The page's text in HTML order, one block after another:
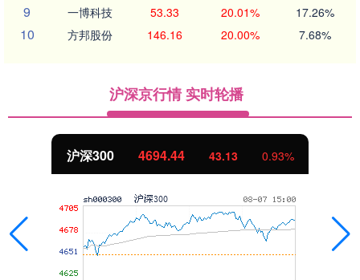
9 一博科技 53.33 20.01% 17.26%
10 方邦股份 146.16 20.00% 7.68%
沪深京行情 实时轮播
沪深300 4694.44 43.13 0.93%